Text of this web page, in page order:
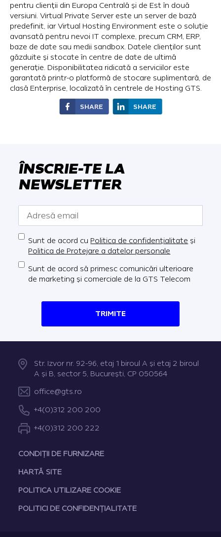
pentru clienții din Europa Centrală și de Est în două
versiuni. Virtual Private Server este un server de bază
predefinit, iar Virtual Hosting Environment este o soluție
avansată pentru nevoi IT complexe, precum CRM, ERP,
baze de date sau medii sandbox. Datele clienților sunt
găzduite și stocate în centre de date de ultimă
generație. Disponibilitatea ridicată a serviciilor este
garantată printr-o platformă de stocare suplimentară, de
clasă Enterprise, localizată în centrele de Hosting GTS.
SHARE SHARE
ÎNSCRIE-TE LA
NEWSLETTER
TRIMITE
Sunt de acord cu Politica de confidențialitate și
Politica de Protejare a datelor personale
Sunt de acord să primesc comunicări ulterioare
de marketing și comerciale de la GTS Telecom
CONDIȚII DE FURNIZARE
HARTĂ SITE
POLITICA UTILIZARE COOKIE
POLITICI DE CONFIDENȚIALITATE
Str. Izvor nr. 92-96, etaj 1 biroul A şi etaj 2 biroul
A şi B, sector 5, Bucureşti, CP 050564
office@gts.ro
+4(0)312 200 200
+4(0)312 200 222